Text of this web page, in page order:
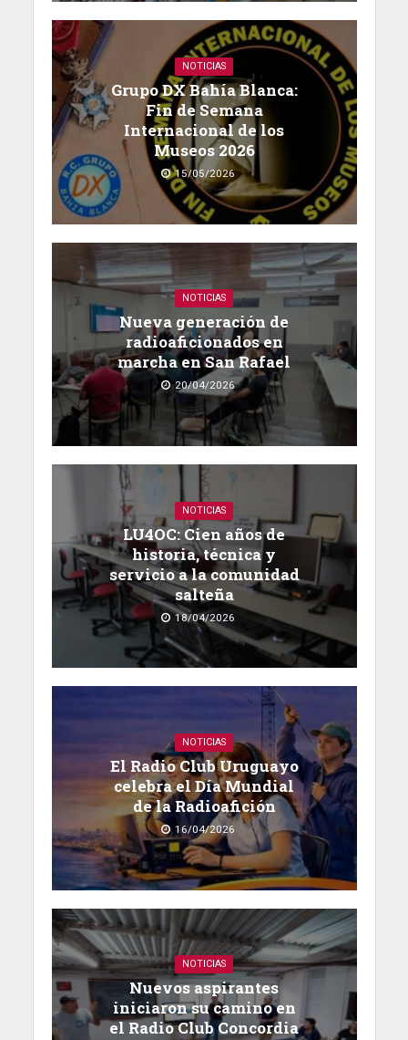
NOTICIAS
Grupo DX Bahía Blanca:
Fin de Semana
Internacional de los
Museos 2026
15/05/2026
NOTICIAS
Nueva generación de
radioaficionados en
marcha en San Rafael
20/04/2026
NOTICIAS
LU4OC: Cien años de
historia, técnica y
servicio a la comunidad
salteña
18/04/2026
NOTICIAS
El Radio Club Uruguayo
celebra el Día Mundial
de la Radioafición
16/04/2026
NOTICIAS
Nuevos aspirantes
iniciaron su camino en
el Radio Club Concordia